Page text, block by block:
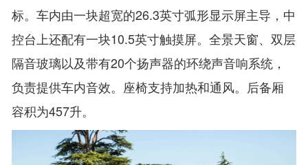
标。车内由一块超宽的26.3英寸弧形显示屏主导，中
控台上还配有一块10.5英寸触摸屏。全景天窗、双层
隔音玻璃以及带有20个扬声器的环绕声音响系统，
负责提供车内音效。座椅支持加热和通风。后备厢
容积为457升。